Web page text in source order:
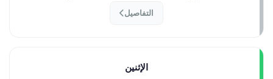
التفاصيل
الإثنين